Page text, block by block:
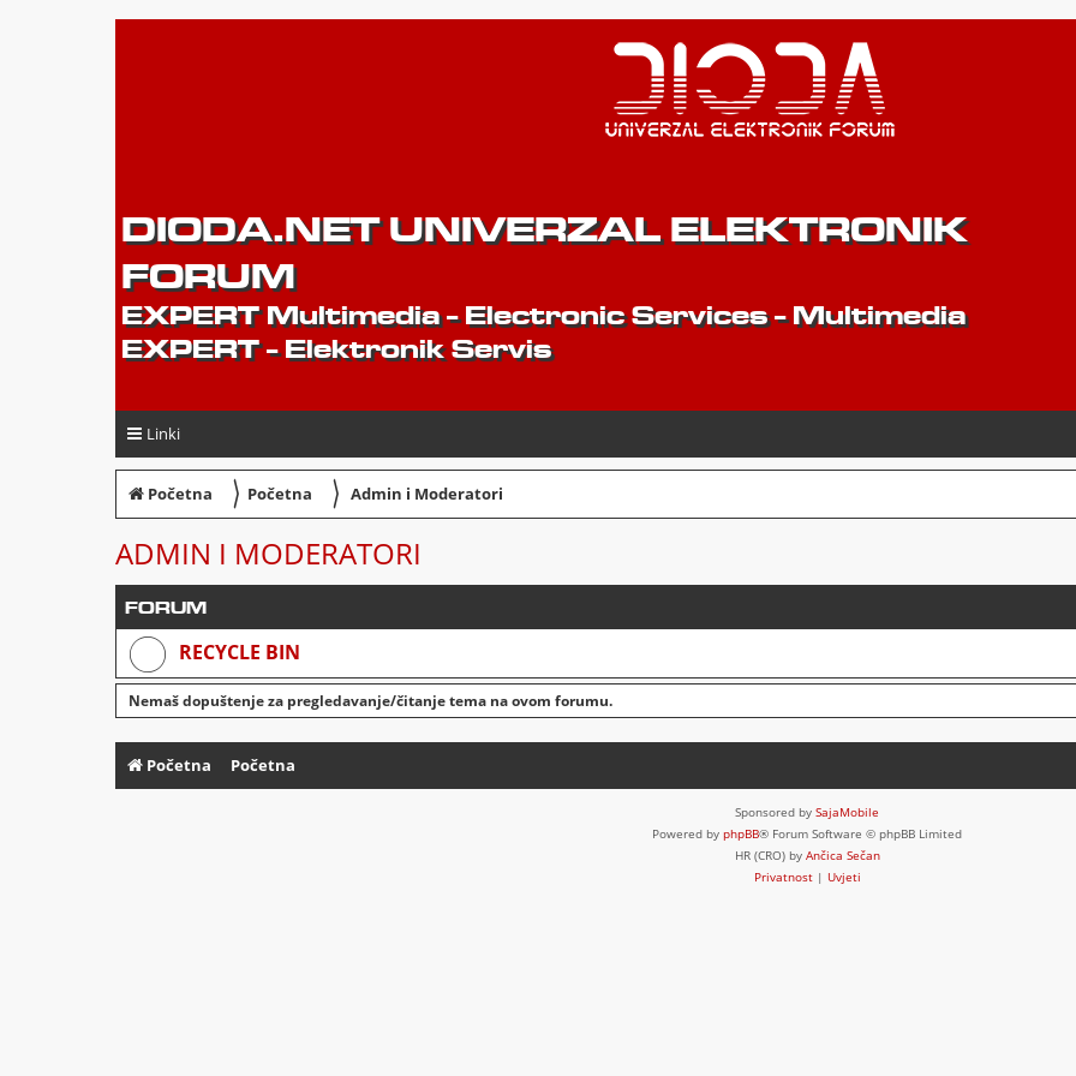
DIODA.NET UNIVERZAL ELEKTRONIK
FORUM
EXPERT Multimedia - Electronic Services - Multimedia
EXPERT - Elektronik Servis
Linki
Početna 〉 Početna 〉 Admin i Moderatori
ADMIN I MODERATORI
FORUM
RECYCLE BIN
Nemaš dopuštenje za pregledavanje/čitanje tema na ovom forumu.
Početna Početna
Sponsored by SajaMobile
Powered by phpBB® Forum Software © phpBB Limited
HR (CRO) by Ančica Sečan
Privatnost| Uvjeti